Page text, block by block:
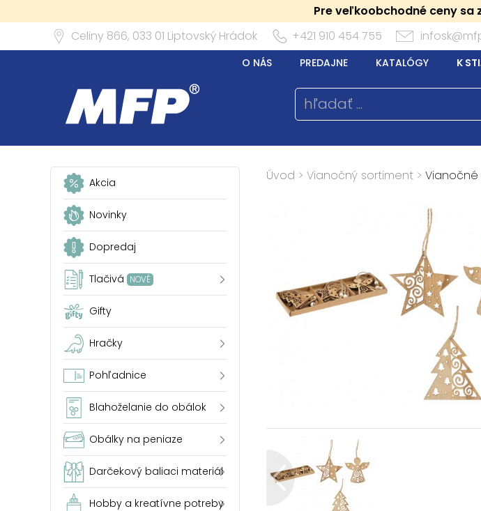
Pre veľkoobchodné ceny
Celiny 866, 033 01 Liptovský Hrádok +421 910 454 755
O NÁS PREDAJNE KATALÓGY K
Akcia
Novinky
Dopredaj
Tlačivá NOVÉ
Gifty
Hračky
Pohľadnice
Blahoželanie do obálok
Obálky na peniaze
Darčekový baliaci materiál
Hobby a kreatívne potreby
Úvod > Vianočný sortiment >